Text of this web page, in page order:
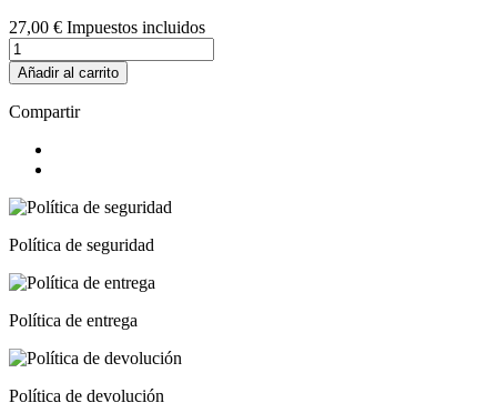
27,00 € Impuestos incluidos
Añadir al carrito
Compartir
Política de seguridad
Política de entrega
Política de devolución